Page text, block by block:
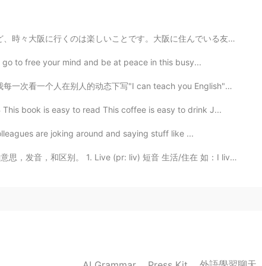
2020.09.16 12:44
でいる友達は来年ドイツ語勉強するためにドイツに行く予定があります。しかし、ドイツ語を勉強するためのビザ...
to free your mind and be at peace in this busy...
teach you English"我有一些疑问。他们是想要还是误导人? 他们是不是想要找下一个受害者？...
book is easy to read This coffee is easy to drink J...
are joking around and saying stuff like ...
，和区别。 1. Live (pr: liv) 短音 生活/住在 如：I live in China 2. Live (...